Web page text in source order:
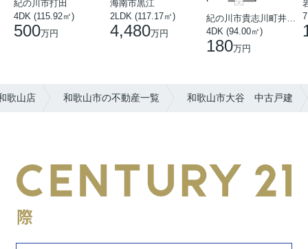
紀の川市打田
4DK (115.92㎡)
500万円
海南市黒江
2LDK (117.17㎡)
4,480万円
紀の川市貴志川町井ノ口
4DK (94.00㎡)
180万円
歌山店 和歌山市の不動産一覧 和歌山市大谷 中古戸建